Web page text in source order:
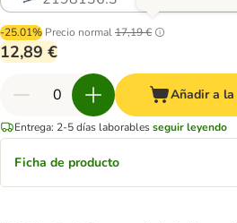
-25.01% Precio normal17,19 €
12,89 €
Añadir a la
Entrega: 2-5 días laborablesseguir leyendo
Ficha de producto